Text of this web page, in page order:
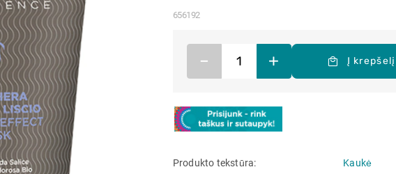
656192
– + Į krepšelį
Produkto tekstūra Kaukė